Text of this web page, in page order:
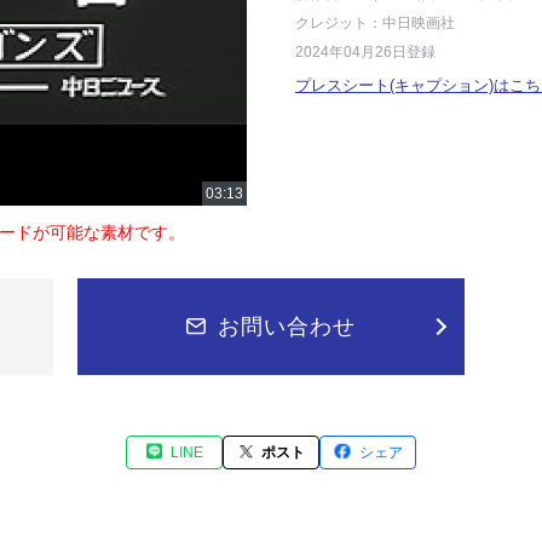
が可能な素材です。
クレジット：中日映画社
2024年04月26日登録
プレスシート(キャプション)はこ
お問い合わせ
LINE ポスト シェア